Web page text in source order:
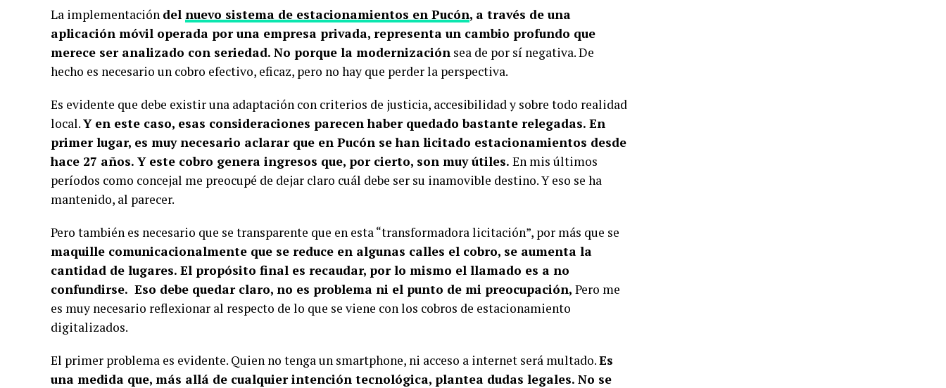
La implementación del nuevo sistema de estacionamientos en Pucón, a través de una
aplicación móvil operada por una empresa privada, representa un cambio profundo que
merece ser analizado con seriedad. No porque la modernización sea de por sí negativa. De
hecho es necesario un cobro efectivo, eficaz, pero no hay que perder la perspectiva.
Es evidente que debe existir una adaptación con criterios de justicia, accesibilidad y sobre todo realidad
local.Y en este caso, esas consideraciones parecen haber quedado bastante relegadas. En
primer lugar, es muy necesario aclarar que en Pucón se han licitado estacionamientos desde
hace 27 años. Y este cobro genera ingresos que, por cierto, son muy útiles. En mis últimos
períodos como concejal me preocupé de dejar claro cuál debe ser su inamovible destino. Y eso se ha
mantenido, al parecer.
Pero también es necesario que se transparente que en esta “transformadora licitación”, por más que se
maquille comunicacionalmente que se reduce en algunas calles el cobro, se aumenta la
cantidad de lugares. El propósito final es recaudar, por lo mismo el llamado es a no
confundirse. Eso debe quedar claro, no es problema ni el punto de mi preocupación, Pero me
es muy necesario reflexionar al respecto de lo que se viene con los cobros de estacionamiento
digitalizados.
El primer problema es evidente. Quien no tenga un smartphone, ni acceso a internet será multado.Es
una medida que, más allá de cualquier intención tecnológica, plantea dudas legales. No se